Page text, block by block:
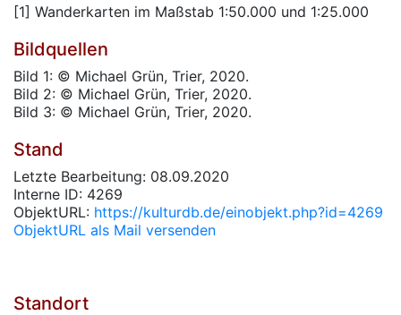
[1] Wanderkarten im Maßstab 1:50.000 und 1:25.000
Bildquellen
Bild 1: © Michael Grün, Trier, 2020.
Bild 2: © Michael Grün, Trier, 2020.
Bild 3: © Michael Grün, Trier, 2020.
Stand
Letzte Bearbeitung: 08.09.2020
Interne ID: 4269
ObjektURL: https://kulturdb.de/einobjekt.php?id=4269
ObjektURL als Mail versenden
Standort